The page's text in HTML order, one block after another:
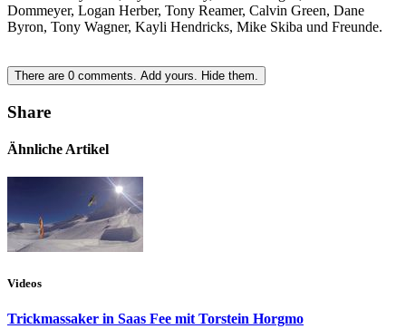
Dommeyer, Logan Herber, Tony Reamer, Calvin Green, Dane
Byron, Tony Wagner, Kayli Hendricks, Mike Skiba und Freunde.
There are 0 comments. Add yours. Hide them.
Share
Ähnliche Artikel
Videos
Trickmassaker in Saas Fee mit Torstein Horgmo